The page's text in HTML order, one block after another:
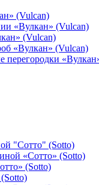
(Vulcan)
«Вулкан» (Vulcan)
(Vulcan)
«Вулкан» (Vulcan)
перегородки
"Сотто" (Sotto)
«Сотто» (Sotto)
(Sotto)